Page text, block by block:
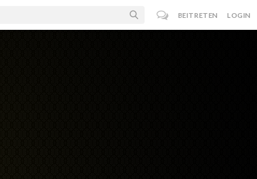
BEITRETEN LOGIN